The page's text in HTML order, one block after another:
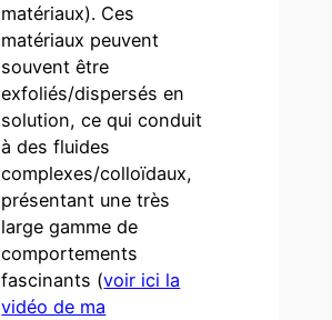
matériaux). Ces
matériaux peuvent
souvent être
exfoliés/dispersés en
solution, ce qui conduit
à des fluides
complexes/colloïdaux,
présentant une très
large gamme de
comportements
fascinants (voir ici la
vidéo de ma